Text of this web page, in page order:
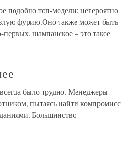
подобно топ-модели: невероятно
злую фурию.Оно также может быть
первых, шампанское – это такое
было трудно. Менеджеры
пытаясь найти компромисс
Большинство